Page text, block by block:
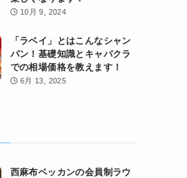
10月 9, 2024
「ラベイ」とはこんなシャン
パン！基礎知識とキャバクラ
での相場価格を教えます！
6月 13, 2025
西麻布ベッカンの会員制ラウ